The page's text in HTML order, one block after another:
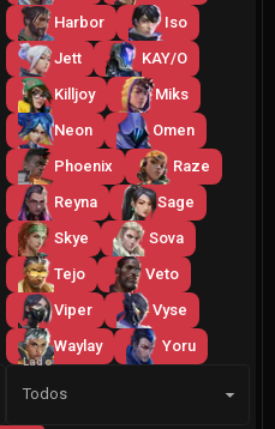
Harbor
Iso
Jett
KAY/O
Killjoy
Miks
Neon
Omen
Phoenix
Raze
Reyna
Sage
Skye
Sova
Tejo
Veto
Viper
Vyse
Waylay
Yoru
Lado
Todos